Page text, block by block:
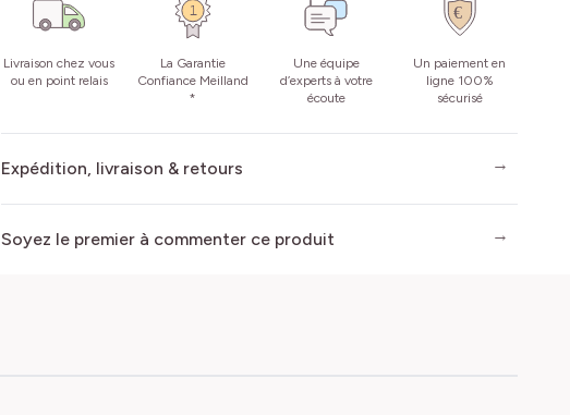
Livraison chez vous
ou en point relais
La Garantie
Confiance Meilland
*
Une équipe
d’experts à votre
écoute
Un paiement en
ligne 100%
sécurisé
Expédition, livraison & retours
Soyez le premier à commenter ce produit